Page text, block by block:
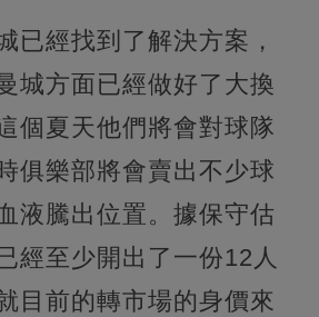
已經找到了解決方案，
城方面已經做好了大換
個夏天他們將會對球隊
俱樂部將會賣出不少球
液騰出位置。據保守估
經至少開出了一份12人
目前的轉市場的身價來